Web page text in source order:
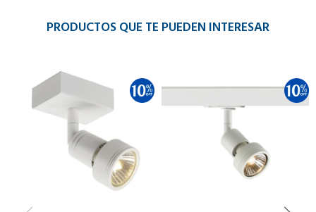
PRODUCTOS QUE TE PUEDEN INTERESAR